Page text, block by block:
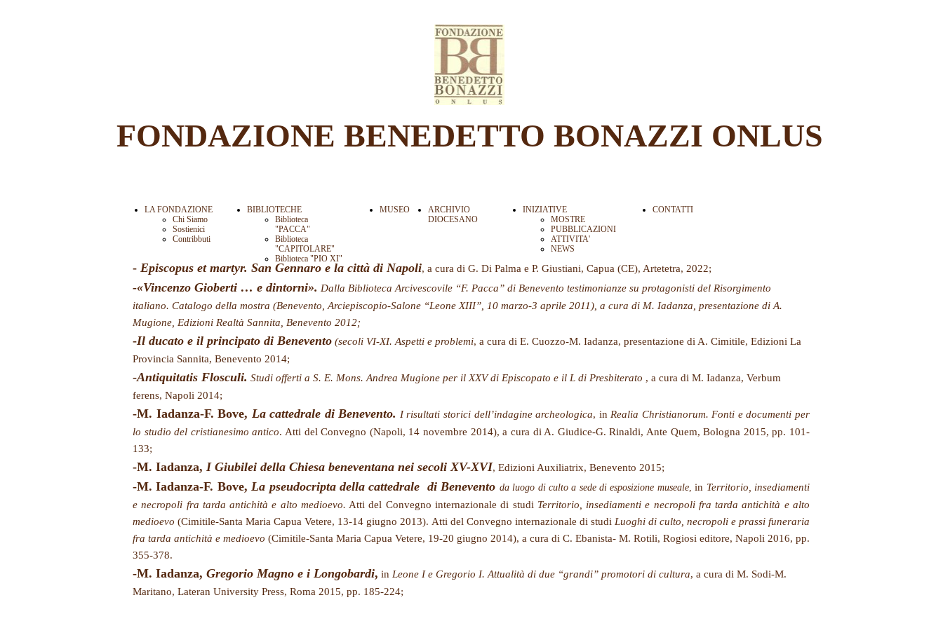
FONDAZIONE BENEDETTO BONAZZI ONLUS
LA FONDAZIONE
Chi Siamo
Sostienici
Contribbuti
BIBLIOTECHE
Biblioteca
"PACCA"
Biblioteca
"CAPITOLARE"
Biblioteca "PIO XI"
MUSEO
ARCHIVIO
DIOCESANO
INIZIATIVE
MOSTRE
PUBBLICAZIONI
ATTIVITA'
NEWS
CONTATTI
- Episcopus et martyr. San Gennaro e la città di Napoli, a cura di G. Di Palma e P. Giustiani, Capua (CE), Artetetra, 2022;
-«Vincenzo Gioberti … e dintorni». Dalla Biblioteca Arcivescovile “F. Pacca” di Benevento testimonianze su protagonisti del Risorgimento
italiano. Catalogo della mostra (Benevento, Arciepiscopio-Salone “Leone XIII”, 10 marzo-3 aprile 2011) , a cura di M. Iadanza, presentazione di A.
Mugione, Edizioni Realtà Sannita, Benevento 2012;
-Il ducato e il principato di Benevento (secoli VI-XI. Aspetti e problemi, a cura di E. Cuozzo-M. Iadanza, presentazione di A. Cimitile, Edizioni La
Provincia Sannita, Benevento 2014;
-Antiquitatis Flosculi. Studi offerti a S. E. Mons. Andrea Mugione per il XXV di Episcopato e il L di Presbiterato , a cura di M. Iadanza, Verbum
ferens, Napoli 2014;
-M. Iadanza-F. Bove, La cattedrale di Benevento. I risultati storici dell’indagine archeologica, in Realia Christianorum. Fonti e documenti per
lo studio del cristianesimo antico. Atti del Convegno (Napoli, 14 novembre 2014), a cura di A. Giudice-G. Rinaldi, Ante Quem, Bologna 2015, pp. 101-
133;
-M. Iadanza, I Giubilei della Chiesa beneventana nei secoli XV-XVI, Edizioni Auxiliatrix, Benevento 2015;
-M. Iadanza-F. Bove,La pseudocripta della cattedrale di Benevento da luogo di culto a sede di esposizione museale, in Territorio, insediamenti
e necropoli fra tarda antichità e alto medioevo. Atti del Convegno internazionale di studi Territorio, insediamenti e necropoli fra tarda antichità e alto
medioevo (Cimitile-Santa Maria Capua Vetere, 13-14 giugno 2013). Atti del Convegno internazionale di studi Luoghi di culto, necropoli e prassi funeraria
fra tarda antichità e medioevo (Cimitile-Santa Maria Capua Vetere, 19-20 giugno 2014), a cura di C. Ebanista- M. Rotili, Rogiosi editore, Napoli 2016, pp.
355-378.
-M. Iadanza, Gregorio Magno e i Longobardi, in Leone I e Gregorio I. Attualità di due “grandi” promotori di cultura, a cura di M. Sodi-M.
Maritano, Lateran University Press, Roma 2015, pp. 185-224;